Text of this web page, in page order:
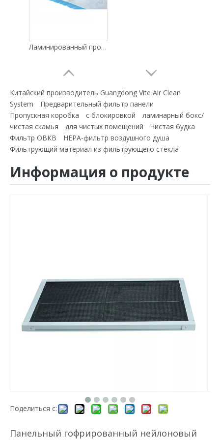
Ламинированный промышленный фильтрующий материал для первичного воздушного фильтра HVAC G3 G4
Китайский производитель Guangdong Vite Air Clean
System
Предварительный фильтр панели
Пропускная коробка
с блокировкой
ламинарный бокс/
чистая скамья
для чистых помещений
Чистая будка
Фильтр ОВКВ
HEPA-фильтр воздушного душа
Фильтрующий материал из фильтрующего стекла
Информация о продукте
Поделиться с:
Панельный гофрированный нейлоновый